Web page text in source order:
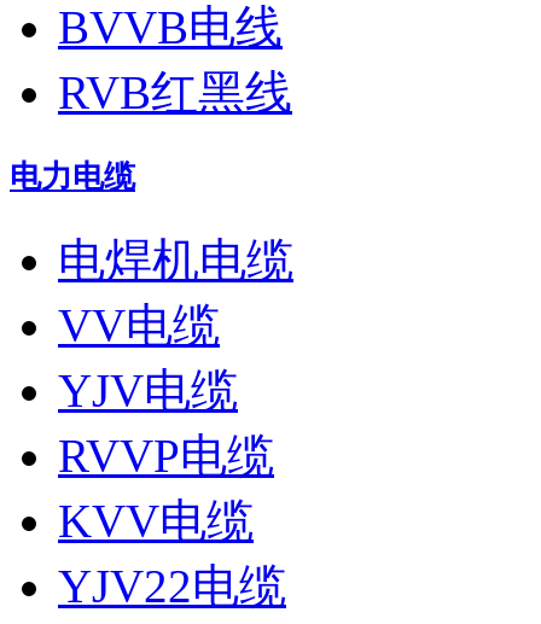
BVVB电线
RVB红黑线
电力电缆
电焊机电缆
VV电缆
YJV电缆
RVVP电缆
KVV电缆
YJV22电缆